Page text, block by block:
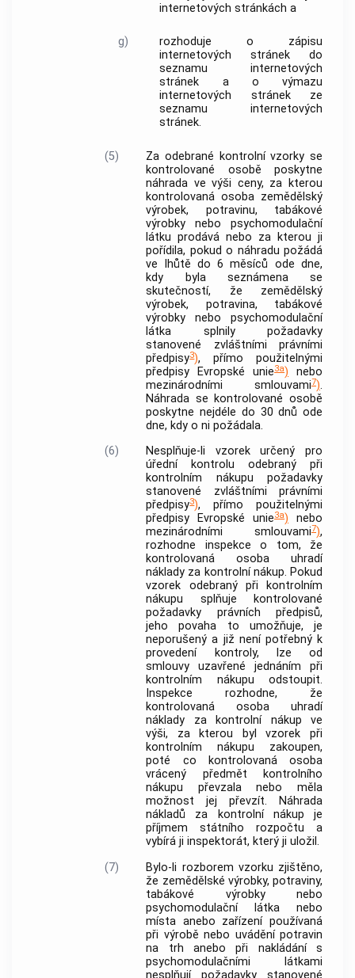
internetových stránkách a
g)
rozhoduje o zápisu
internetových stránek do
seznamu internetových
stránek a o výmazu
internetových stránek ze
seznamu internetových
stránek.
(5)
Za odebrané kontrolní vzorky se
kontrolované osobě poskytne
náhrada ve výši ceny, za kterou
kontrolovaná osoba zemědělský
výrobek, potravinu, tabákové
výrobky nebo psychomodulační
látku prodává nebo za kterou ji
pořídila, pokud o náhradu požádá
ve lhůtě do 6 měsíců ode dne,
kdy byla seznámena se
skutečností, že zemědělský
výrobek, potravina, tabákové
výrobky nebo psychomodulační
látka splnily požadavky
stanovené zvláštními právními
předpisy3), přímo použitelnými
předpisy Evropské unie3a) nebo
mezinárodními smlouvami7).
Náhrada se kontrolované osobě
poskytne nejdéle do 30 dnů ode
dne, kdy o ni požádala.
(6)
Nesplňuje-li vzorek určený pro
úřední kontrolu odebraný při
kontrolním nákupu požadavky
stanovené zvláštními právními
předpisy3), přímo použitelnými
předpisy Evropské unie3a) nebo
mezinárodními smlouvami7),
rozhodne inspekce o tom, že
kontrolovaná osoba uhradí
náklady za kontrolní nákup. Pokud
vzorek odebraný při kontrolním
nákupu splňuje kontrolované
požadavky právních předpisů,
jeho povaha to umožňuje, je
neporušený a již není potřebný k
provedení kontroly, lze od
smlouvy uzavřené jednáním při
kontrolním nákupu odstoupit.
Inspekce rozhodne, že
kontrolovaná osoba uhradí
náklady za kontrolní nákup ve
výši, za kterou byl vzorek při
kontrolním nákupu zakoupen,
poté co kontrolovaná osoba
vrácený předmět kontrolního
nákupu převzala nebo měla
možnost jej převzít. Náhrada
nákladů za kontrolní nákup je
příjmem státního rozpočtu a
vybírá ji inspektorát, který ji uložil.
(7)
Bylo-li rozborem vzorku zjištěno,
že zemědělské výrobky, potraviny,
tabákové výrobky nebo
psychomodulační látka nebo
místa anebo zařízení používaná
při výrobě nebo uvádění potravin
na trh anebo při nakládání s
psychomodulačními látkami
nesplňují požadavky stanovené